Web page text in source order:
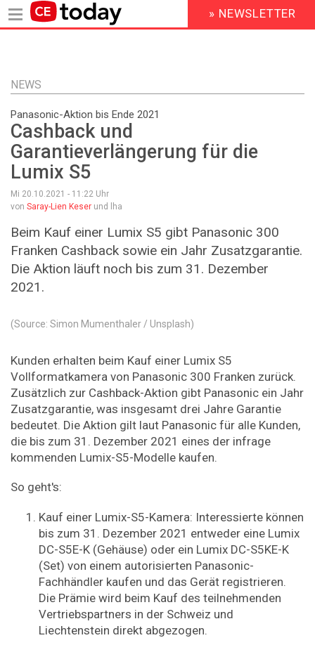
Inhalt
HEADER
MENU
» NEWSLETTER
NEWS
Panasonic-Aktion bis Ende 2021
Cashback und
Garantieverlängerung für die
Lumix S5
Mi 20.10.2021 - 11:22 Uhr
von Saray-Lien Keser und lha
Beim Kauf einer Lumix S5 gibt Panasonic 300
Franken Cashback sowie ein Jahr Zusatzgarantie.
Die Aktion läuft noch bis zum 31. Dezember
2021.
(Source: Simon Mumenthaler / Unsplash)
Kunden erhalten beim Kauf einer Lumix S5
Vollformatkamera von Panasonic 300 Franken zurück.
Zusätzlich zur Cashback-Aktion gibt Panasonic ein Jahr
Zusatzgarantie, was insgesamt drei Jahre Garantie
bedeutet. Die Aktion gilt laut Panasonic für alle Kunden,
die bis zum 31. Dezember 2021 eines der infrage
kommenden Lumix-S5-Modelle kaufen.
So geht's:
Kauf einer Lumix-S5-Kamera: Interessierte können
bis zum 31. Dezember 2021 entweder eine Lumix
DC-S5E-K (Gehäuse) oder ein Lumix DC-S5KE-K
(Set) von einem autorisierten Panasonic-
Fachhändler kaufen und das Gerät registrieren.
Die Prämie wird beim Kauf des teilnehmenden
Vertriebspartners in der Schweiz und
Liechtenstein direkt abgezogen.